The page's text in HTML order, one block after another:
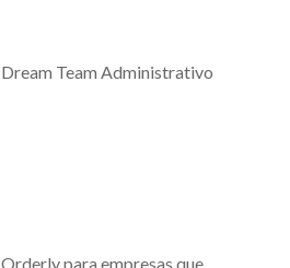
Dream Team Administrativo
Orderly para empresas que